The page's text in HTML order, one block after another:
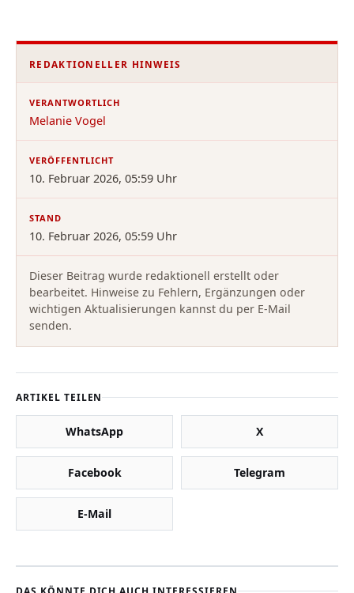
REDAKTIONELLER HINWEIS
VERANTWORTLICH
Melanie Vogel
VERÖFFENTLICHT
10. Februar 2026, 05:59 Uhr
STAND
10. Februar 2026, 05:59 Uhr
Dieser Beitrag wurde redaktionell erstellt oder
bearbeitet. Hinweise zu Fehlern, Ergänzungen oder
wichtigen Aktualisierungen kannst du per E-Mail
senden.
ARTIKEL TEILEN
WhatsApp X
Facebook Telegram
E-Mail